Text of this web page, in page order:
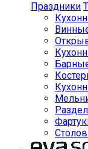
Праздники